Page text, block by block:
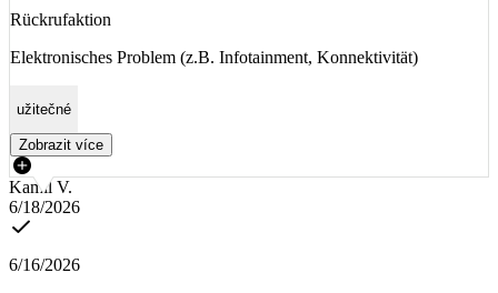
Rückrufaktion
Elektronisches Problem (z.B. Infotainment, Konnektivität)
užitečné
Zobrazit více
Kamil V.
6/18/2026
6/16/2026